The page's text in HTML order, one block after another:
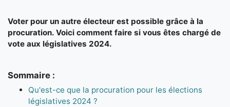
Voter pour un autre électeur est possible grâce à la
procuration. Voici comment faire si vous êtes chargé de
vote aux législatives 2024.
Sommaire :
Qu'est-ce que la procuration pour les élections
législatives 2024 ?